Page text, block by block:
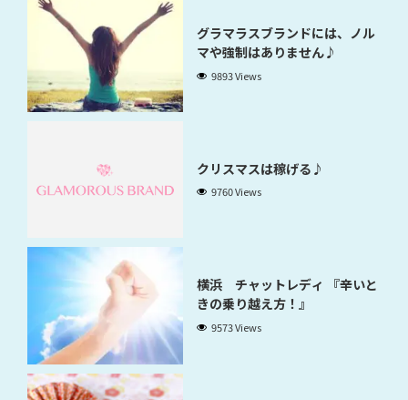
グラマラスブランドには、ノル
マや強制はありません♪
9893 Views
クリスマスは稼げる♪
9760 Views
横浜 チャットレディ 『辛いと
きの乗り越え方！』
9573 Views